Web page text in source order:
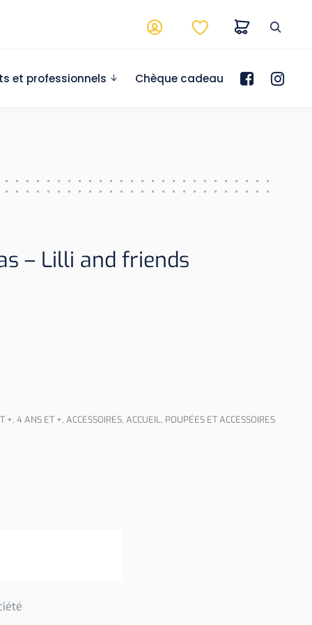
et professionnels Chèque cadeau
– Lilli and friends
+, 4 ANS ET +, ACCESSOIRES, ACCUEIL, POUPÉES ET ACCESSOIRES